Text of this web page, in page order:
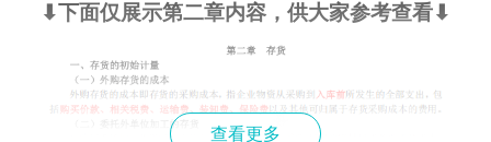
⬇下面仅展示第二章内容，供大家参考查看⬇
查看更多